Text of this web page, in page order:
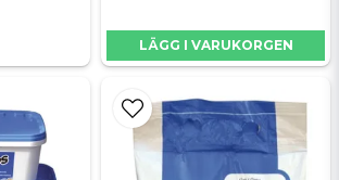
LÄGG I VARUKORGEN